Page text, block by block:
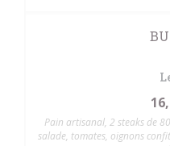
Pain artisanal, 2 steaks de
salade, tomates, oignons